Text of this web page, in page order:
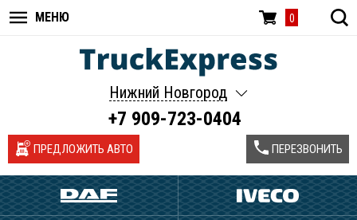
МЕНЮ 0
Нижний Новгород
+7 909-723-0404
ПРЕДЛОЖИТЬ АВТО